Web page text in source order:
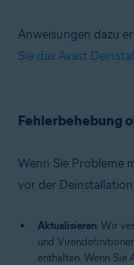
Anweisungen dazu
Sie das Avast
Fehlerbehebung
Wenn Sie Probleme
vor der
Aktualisieren: Wir
und
enthalten. Wenn Sie